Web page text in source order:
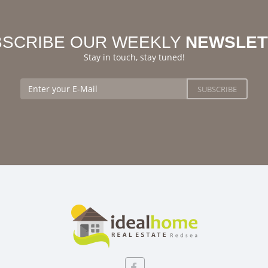
OUR WEEKLY
Stay in touch, stay tuned!